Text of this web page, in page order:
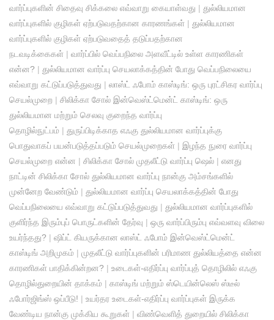
வார்ப்புகளின் சிதைவு சிக்கலை எவ்வாறு கையாள்வது | துல்லியமான
வார்ப்புகளில் குழிகள் ஏற்படுவதற்கான காரணங்கள் | துல்லியமான
வார்ப்புகளில் குழிகள் ஏற்படுவதைத் தடுப்பதற்கான
நடவடிக்கைகள் | வார்ப்பில் வெப்பநிலை அளவீட்டில் உள்ள காரணிகள்
என்ன? | துல்லியமான வார்ப்பு செயலாக்கத்தின் போது வெப்பநிலையை
எவ்வாறு கட்டுப்படுத்துவது | லாஸ்ட் ஃபோம் காஸ்டிங்: ஒரு புரட்சிகர வார்ப்பு
செயல்முறை | சிலிக்கா சோல் இன்வெஸ்ட்மென்ட் காஸ்டிங்: ஒரு
துல்லியமான மற்றும் செலவு குறைந்த வார்ப்பு
தொழில்நுட்பம் | துருப்பிடிக்காத எஃகு துல்லியமான வார்ப்புக்கு
பொதுவாகப் பயன்படுத்தப்படும் செயல்முறைகள் | இழந்த நுரை வார்ப்பு
செயல்முறை என்ன | சிலிக்கா சோல் முதலீட்டு வார்ப்பு ஷெல் | எனது
நாட்டின் சிலிக்கா சோல் துல்லியமான வார்ப்பு நான்கு அம்சங்களில்
முன்னேற வேண்டும் | துல்லியமான வார்ப்பு செயலாக்கத்தின் போது
வெப்பநிலையை எவ்வாறு கட்டுப்படுத்துவது | துல்லியமான வார்ப்புகளில்
குளிர்ந்த இரும்புப் பொருட்களின் தேர்வு | ஒரு வார்ப்பிரும்பு எவ்வளவு விலை
உயர்ந்தது? | ஷிப்ட் கியருக்கான லாஸ்ட் ஃபோம் இன்வெஸ்ட்மென்ட்
காஸ்டிங் அறிமுகம் | முதலீட்டு வார்ப்புகளின் பரிமாண துல்லியத்தை என்ன
காரணிகள் பாதிக்கின்றன? | உடைகள்-எதிர்ப்பு வார்ப்புத் தொழிலில் எஃகு
தொழில்துறையின் தாக்கம் | காஸ்டிங் மற்றும் ஸ்டெயின்லெஸ் ஸ்டீல்
ஃபோர்ஜிங்ஸ் ஒப்பீடு! | உயர்தர உடைகள்-எதிர்ப்பு வார்ப்புகள் இருக்க
வேண்டிய நான்கு முக்கிய கூறுகள் | விண்வெளித் துறையில் சிலிக்கா